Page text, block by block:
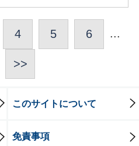
4 5 6 ...
>>
このサイトについて
免責事項